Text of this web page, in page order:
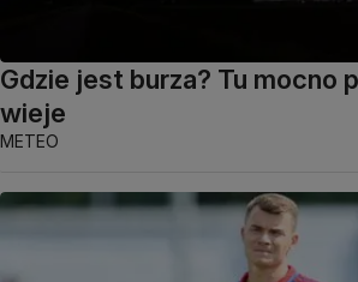
Gdzie jest burza? Tu mocno
wieje
METEO